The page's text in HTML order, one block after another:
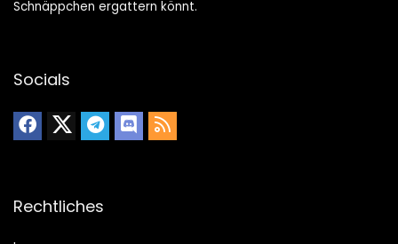
Schnäppchen ergattern könnt.
Socials
Rechtliches